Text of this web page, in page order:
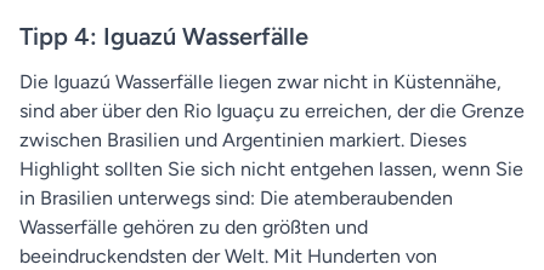
Tipp 4: Iguazú Wasserfälle
Die Iguazú Wasserfälle liegen zwar nicht in Küstennähe,
sind aber über den Rio Iguaçu zu erreichen, der die Grenze
zwischen Brasilien und Argentinien markiert. Dieses
Highlight sollten Sie sich nicht entgehen lassen, wenn Sie
in Brasilien unterwegs sind: Die atemberaubenden
Wasserfälle gehören zu den größten und
beeindruckendsten der Welt. Mit Hunderten von